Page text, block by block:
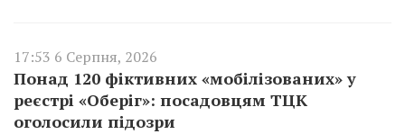
17:53 6 Серпня, 2026
Понад 120 фіктивних «мобілізованих» у
реєстрі «Оберіг»: посадовцям ТЦК
оголосили підозри